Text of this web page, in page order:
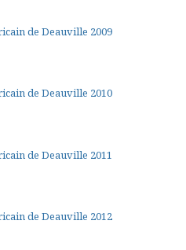
de Deauville 2009
de Deauville 2010
de Deauville 2011
de Deauville 2012